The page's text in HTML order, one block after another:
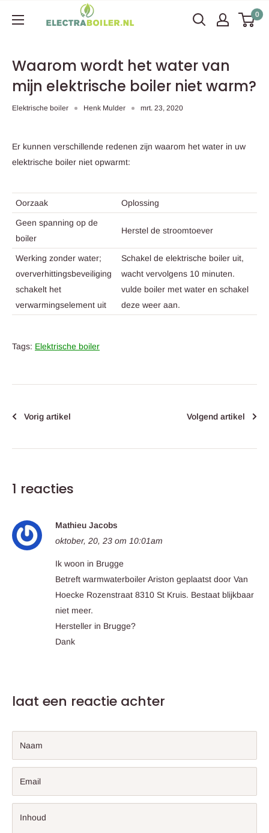
naar
Electraboiler
0
Waarom wordt het water van
mijn elektrische boiler niet warm?
Elektrische boiler Henk Mulder mrt. 23, 2020
Er kunnen verschillende redenen zijn waarom het water in uw
elektrische boiler niet opwarmt:
Oorzaak Oplossing
Geen spanning op de
boiler
Herstel de stroomtoever
Werking zonder water;
oververhittingsbeveiliging
schakelt het
verwarmingselement uit
Schakel de elektrische boiler uit,
wacht vervolgens 10 minuten.
vulde boiler met water en schakel
deze weer aan.
Tags: Elektrische boiler
Vorig artikel Volgend artikel
1 reacties
Mathieu Jacobs
oktober, 20, 23 om 10:01am
Ik woon in Brugge
Betreft warmwaterboiler Ariston geplaatst door Van
Hoecke Rozenstraat 8310 St Kruis. Bestaat blijkbaar
niet meer.
Hersteller in Brugge?
Dank
laat een reactie achter
Naam
Email
Inhoud